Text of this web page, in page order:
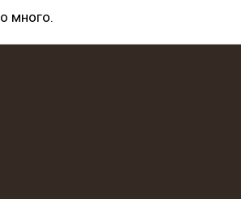
много.